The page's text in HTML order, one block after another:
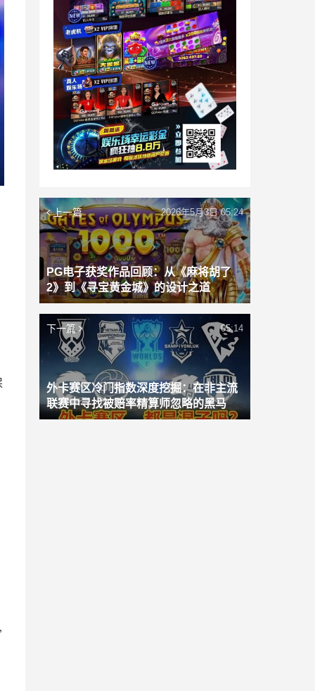
上一篇
PG电子获奖作品回顾：从《麻将胡了
2》到《寻宝黄金城》的设计之道
2026年5月3日 05:24
下一篇
外卡赛区冷门指数深度挖掘：在非主流
联赛中寻找被赔率精算师忽略的黑马
05:14